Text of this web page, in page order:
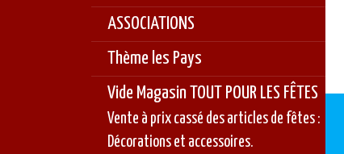
ASSOCIATIONS
Thème les Pays
Vide Magasin TOUT POUR LES FÊTES
Vente à prix cassé des articles de fêtes :
Décorations et accessoires.